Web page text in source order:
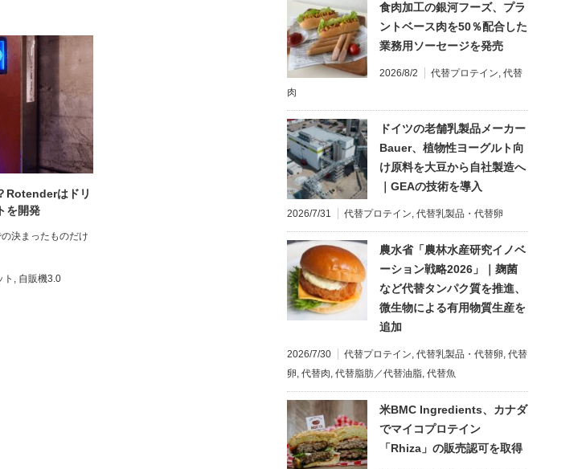
Rotenderはドリ
を開発
決まったものだけ
ト , 自販機3.0
食肉加工の銀河フーズ、プラ
ントベース肉を50％配合した
業務用ソーセージを発売
2026/8/2 代替プロテイン, 代替
肉
ドイツの老舗乳製品メーカー
Bauer、植物性ヨーグルト向
け原料を大豆から自社製造へ
｜GEAの技術を導入
2026/7/31 代替プロテイン, 代替乳製品・代替卵
農水省「農林水産研究イノベ
ーション戦略2026」｜麹菌
など代替タンパク質を推進、
微生物による有用物質生産を
追加
2026/7/30 代替プロテイン, 代替乳製品・代替卵, 代替
卵, 代替肉, 代替脂肪／代替油脂, 代替魚
米BMC Ingredients、カナダ
でマイコプロテイン
「Rhiza」の販売認可を取得